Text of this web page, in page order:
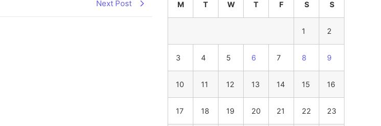
Next Post M T W T F S S
1 2
3 4 5 6 7 8 9
10 11 12 13 14 15 16
17 18 19 20 21 22 23